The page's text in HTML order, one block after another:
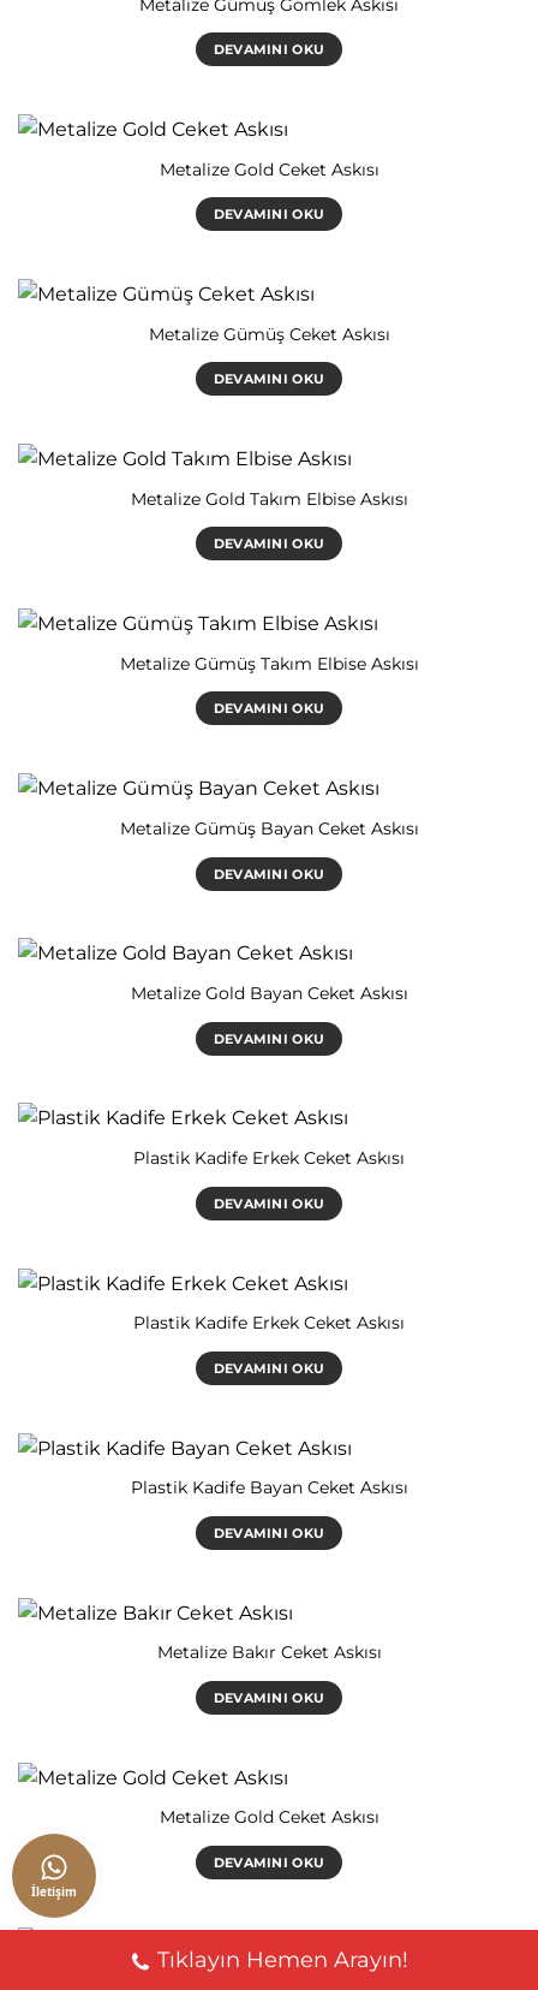
Metalize Gümüş Gömlek Askısı
DEVAMINI OKU
Metalize Gold Ceket Askısı
DEVAMINI OKU
Metalize Gümüş Ceket Askısı
DEVAMINI OKU
Metalize Gold Takım Elbise Askısı
DEVAMINI OKU
Metalize Gümüş Takım Elbise Askısı
DEVAMINI OKU
Metalize Gümüş Bayan Ceket Askısı
DEVAMINI OKU
Metalize Gold Bayan Ceket Askısı
DEVAMINI OKU
Plastik Kadife Erkek Ceket Askısı
DEVAMINI OKU
Plastik Kadife Erkek Ceket Askısı
DEVAMINI OKU
Plastik Kadife Bayan Ceket Askısı
DEVAMINI OKU
Metalize Bakır Ceket Askısı
DEVAMINI OKU
Metalize Gold Ceket Askısı
DEVAMINI OKU
Tıklayın Hemen Arayın!
İletişim